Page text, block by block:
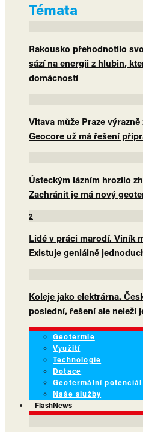
Témata
Rakousko přehodnotilo
sází na energii z hlubin,
domácností
Vltava může Praze
Geocore už má řešení
Ústeckým lázním hrozilo
Zachránit je má nový
2
Lidé v práci marodí. Viník
Existuje geniálně
Koleje jako elektrárna.
poslední, řešení ale neleží
Geotermie
Využití
Technologie
Dotace
Geotermální potenciál
Naše služby
FlashNews